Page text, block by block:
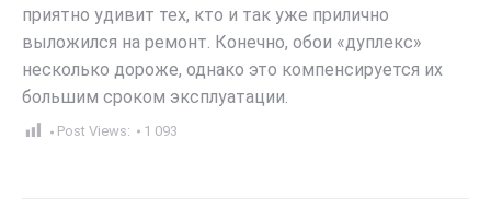
приятно удивит тех, кто и так уже прилично
выложился на ремонт. Конечно, обои «дуплекс»
несколько дороже, однако это компенсируется их
большим сроком эксплуатации.
Post Views: 1 093